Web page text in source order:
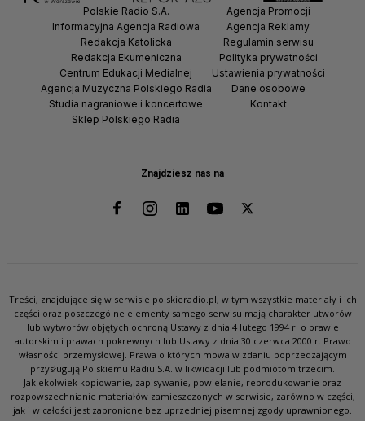
Znajdziesz nas na
Polskie Radio S.A.
Informacyjna Agencja Radiowa
Redakcja Katolicka
Redakcja Ekumeniczna
Centrum Edukacji Medialnej
Agencja Muzyczna Polskiego Radia
Studia nagraniowe i koncertowe
Sklep Polskiego Radia
Agencja Promocji
Agencja Reklamy
Regulamin serwisu
Polityka prywatności
Ustawienia prywatności
Dane osobowe
Kontakt
Treści, znajdujące się w serwisie polskieradio.pl, w tym wszystkie materiały i ich
części oraz poszczególne elementy samego serwisu mają charakter utworów
lub wytworów objętych ochroną Ustawy z dnia 4 lutego 1994 r. o prawie
autorskim i prawach pokrewnych lub Ustawy z dnia 30 czerwca 2000 r. Prawo
własności przemysłowej. Prawa o których mowa w zdaniu poprzedzającym
przysługują Polskiemu Radiu S.A. w likwidacji lub podmiotom trzecim.
Jakiekolwiek kopiowanie, zapisywanie, powielanie, reprodukowanie oraz
rozpowszechnianie materiałów zamieszczonych w serwisie, zarówno w części,
jak i w całości jest zabronione bez uprzedniej pisemnej zgody uprawnionego.